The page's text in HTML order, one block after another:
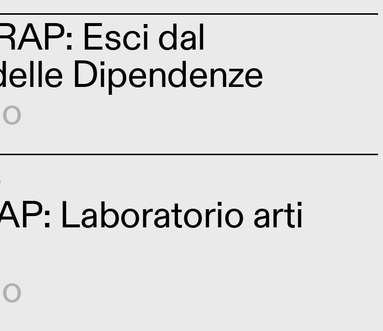
Esci dal
Dipendenze
Laboratorio arti